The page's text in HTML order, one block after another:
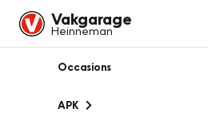
Vakgarage
Heinneman
Occasions
APK